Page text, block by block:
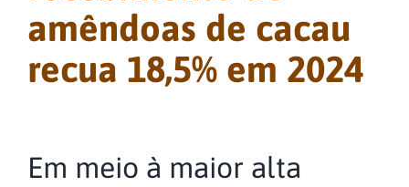
amêndoas de cacau
recua 18,5% em 2024
Em meio à maior alta